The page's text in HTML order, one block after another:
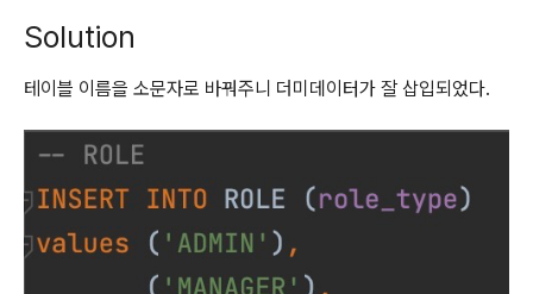
Solution
테이블 이름을 소문자로 바꿔주니 더미데이터가 잘 삽입되었다.